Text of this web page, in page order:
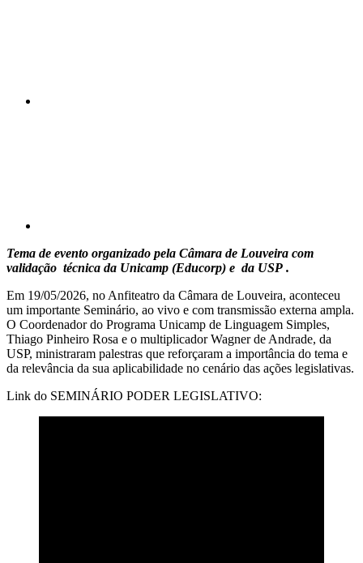
Tema de evento organizado pela Câmara de Louveira com
validação técnica da Unicamp (Educorp) e da USP .
Em 19/05/2026, no Anfiteatro da Câmara de Louveira, aconteceu
um importante Seminário, ao vivo e com transmissão externa ampla.
O Coordenador do Programa Unicamp de Linguagem Simples,
Thiago Pinheiro Rosa e o multiplicador Wagner de Andrade, da
USP, ministraram palestras que reforçaram a importância do tema e
da relevância da sua aplicabilidade no cenário das ações legislativas.
Link do SEMINÁRIO PODER LEGISLATIVO: